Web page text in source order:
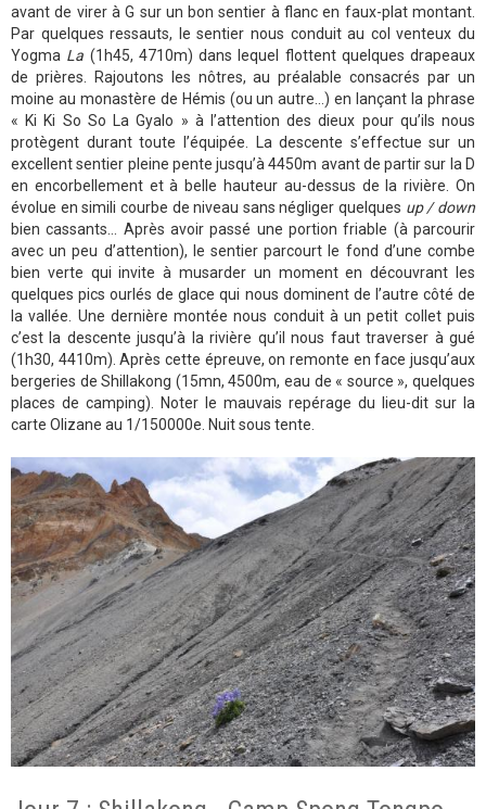
avant de virer à G sur un bon sentier à flanc en faux-plat montant.
Par quelques ressauts, le sentier nous conduit au col venteux du
Yogma La (1h45, 4710m) dans lequel flottent quelques drapeaux
de prières. Rajoutons les nôtres, au préalable consacrés par un
moine au monastère de Hémis (ou un autre…) en lançant la phrase
« Ki Ki So So La Gyalo » à l’attention des dieux pour qu’ils nous
protègent durant toute l’équipée. La descente s’effectue sur un
excellent sentier pleine pente jusqu’à 4450m avant de partir sur la D
en encorbellement et à belle hauteur au-dessus de la rivière. On
évolue en simili courbe de niveau sans négliger quelques up / down
bien cassants… Après avoir passé une portion friable (à parcourir
avec un peu d’attention), le sentier parcourt le fond d’une combe
bien verte qui invite à musarder un moment en découvrant les
quelques pics ourlés de glace qui nous dominent de l’autre côté de
la vallée. Une dernière montée nous conduit à un petit collet puis
c’est la descente jusqu’à la rivière qu’il nous faut traverser à gué
(1h30, 4410m). Après cette épreuve, on remonte en face jusqu’aux
bergeries de Shillakong (15mn, 4500m, eau de « source », quelques
places de camping). Noter le mauvais repérage du lieu-dit sur la
carte Olizane au 1/150000e. Nuit sous tente.